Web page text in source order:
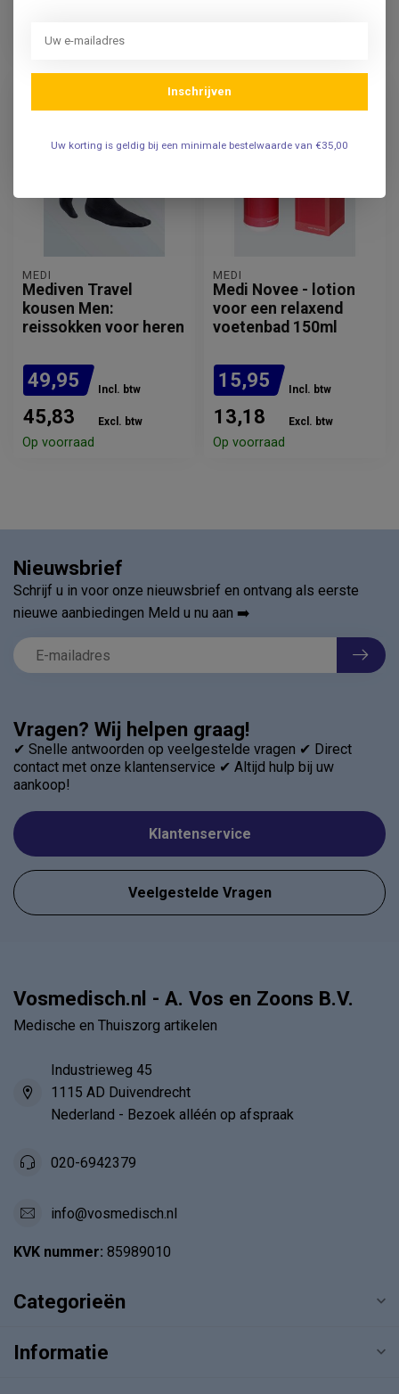
Op voorraad
MEDI
Mediven Travel
kousen Men:
reissokken voor heren
49,95 Incl. btw
45,83 Excl. btw
Op voorraad
MEDI
Medi Novee - lotion
voor een relaxend
voetenbad 150ml
15,95 Incl. btw
13,18 Excl. btw
Op voorraad
Vragen? Wij helpen graag!
✔ Snelle antwoorden op veelgestelde vragen ✔ Direct
contact met onze klantenservice ✔ Altijd hulp bij uw
aankoop!
Klantenservice
Veelgestelde Vragen
Nieuwsbrief
Schrijf u in voor onze nieuwsbrief en ontvang als eerste
nieuwe aanbiedingen Meld u nu aan ➡️
Vosmedisch.nl - A. Vos en Zoons B.V.
Medische en Thuiszorg artikelen
Industrieweg 45
1115 AD Duivendrecht
Nederland - Bezoek alléén op afspraak
020-6942379
info@vosmedisch.nl
KVK nummer: 85989010
Categorieën
Informatie
Inschrijven
Uw korting is geldig bij een minimale bestelwaarde van €35,00